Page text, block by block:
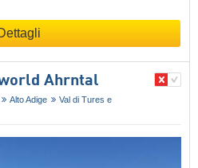
Ahrntal
Alto Adige
Val di Tures e